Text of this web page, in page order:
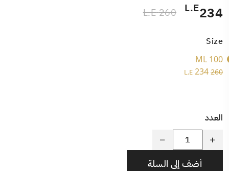
234
L.E
260 L.E
Size
100 ML
L.E 234 260
العدد
أضف إلى السلة